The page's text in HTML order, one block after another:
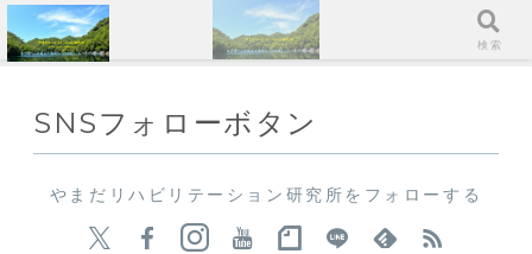
SNSフォローボタン
やまだリハビリテーション研究所をフォローする
メニュー 検索